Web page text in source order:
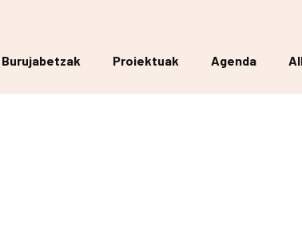
Burujabetzak Proiektuak Agenda